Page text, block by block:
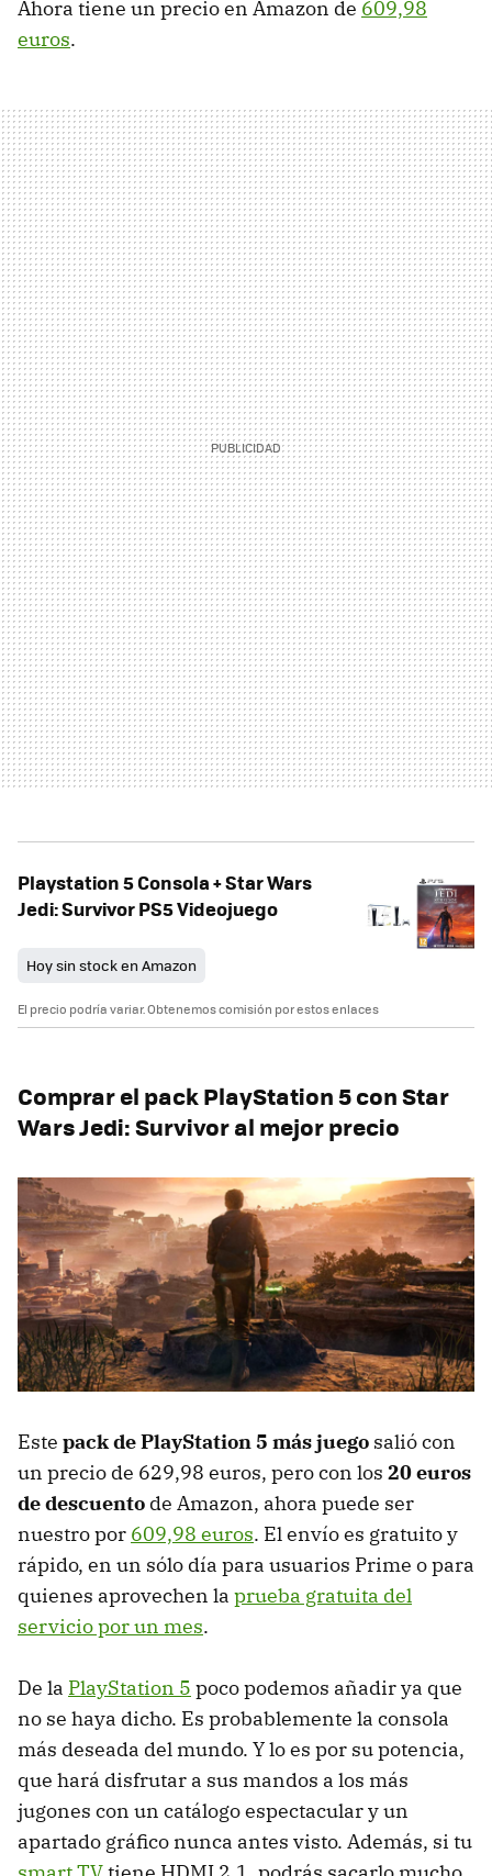
Ahora tiene un precio en Amazon de 609,98
euros.
Playstation 5 Consola + Star Wars
Jedi: Survivor PS5 Videojuego
Hoy sin stock en Amazon
El precio podría variar. Obtenemos comisión por estos enlaces
Comprar el pack PlayStation 5 con Star
Wars Jedi: Survivor al mejor precio
Este pack de PlayStation 5 más juego salió con
un precio de 629,98 euros, pero con los 20 euros
de descuento de Amazon, ahora puede ser
nuestro por 609,98 euros. El envío es gratuito y
rápido, en un sólo día para usuarios Prime o para
quienes aprovechen la prueba gratuita del
servicio por un mes.
De la PlayStation 5 poco podemos añadir ya que
no se haya dicho. Es probablemente la consola
más deseada del mundo. Y lo es por su potencia,
que hará disfrutar a sus mandos a los más
jugones con un catálogo espectacular y un
apartado gráfico nunca antes visto. Además, si tu